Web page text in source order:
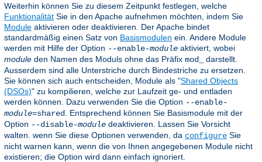
Weiterhin können Sie zu diesem Zeitpunkt festlegen, welche
Funktionalität Sie in den Apache aufnehmen möchten, indem Sie
Module aktivieren oder deaktivieren. Der Apache bindet
standardmäßig einen Satz von Basismodulen ein. Andere Module
werden mit Hilfe der Option --enable-module aktiviert, wobei
module den Namen des Moduls ohne das Präfix mod_
darstellt.
Ausserdem sind alle Unterstriche durch Bindestriche zu ersetzen.
Sie können sich auch entscheiden, Module als "Shared Objects
(DSOs)" zu kompilieren, welche zur Laufzeit ge- und entladen
werden können. Dazu verwenden Sie die Option --enable-
module=shared
. Entsprechend können Sie Basismodule mit der
Option --disable-module deaktivieren. Lassen Sie Vorsicht
walten. wenn Sie diese Optionen verwenden, da configure Sie
nicht warnen kann, wenn die von Ihnen angegebenen Module nicht
existieren; die Option wird dann einfach ignoriert.